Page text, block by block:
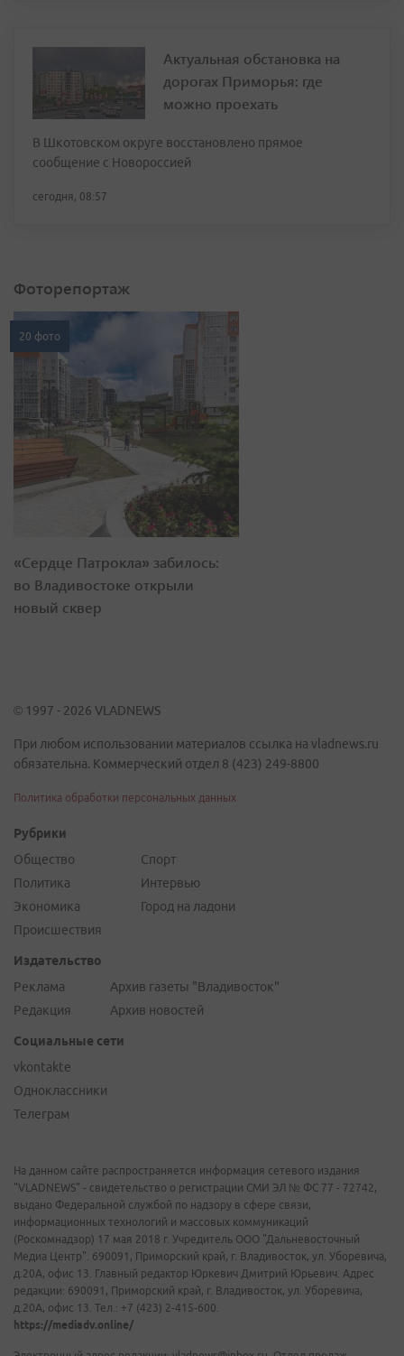
Актуальная обстановка на
дорогах Приморья: где
можно проехать
В Шкотовском округе восстановлено прямое
сообщение с Новороссией
сегодня, 08:57
Фоторепортаж
20 фото
«Сердце Патрокла» забилось:
во Владивостоке открыли
новый сквер
© 1997 - 2026 VLADNEWS
При любом использовании материалов ссылка на vladnews.ru
обязательна. Коммерческий отдел 8 (423) 249-8800
Политика обработки персональных данных
Рубрики
Общество
Политика
Экономика
Происшествия
Спорт
Интервью
Город на ладони
Издательство
Реклама
Редакция
Архив газеты "Владивосток"
Архив новостей
Социальные сети
vkontakte
Одноклассники
Телеграм
На данном сайте распространяется информация сетевого издания
"VLADNEWS" - свидетельство о регистрации СМИ ЭЛ № ФС 77 - 72742,
выдано Федеральной службой по надзору в сфере связи,
информационных технологий и массовых коммуникаций
(Роскомнадзор) 17 мая 2018 г. Учредитель ООО "Дальневосточный
Медиа Центр". 690091, Приморский край, г. Владивосток, ул. Уборевича,
д.20А, офис 13. Главный редактор Юркевич Дмитрий Юрьевич. Адрес
редакции: 690091, Приморский край, г. Владивосток, ул. Уборевича,
д.20А, офис 13. Тел.: +7 (423) 2-415-600.
https://mediadv.online/